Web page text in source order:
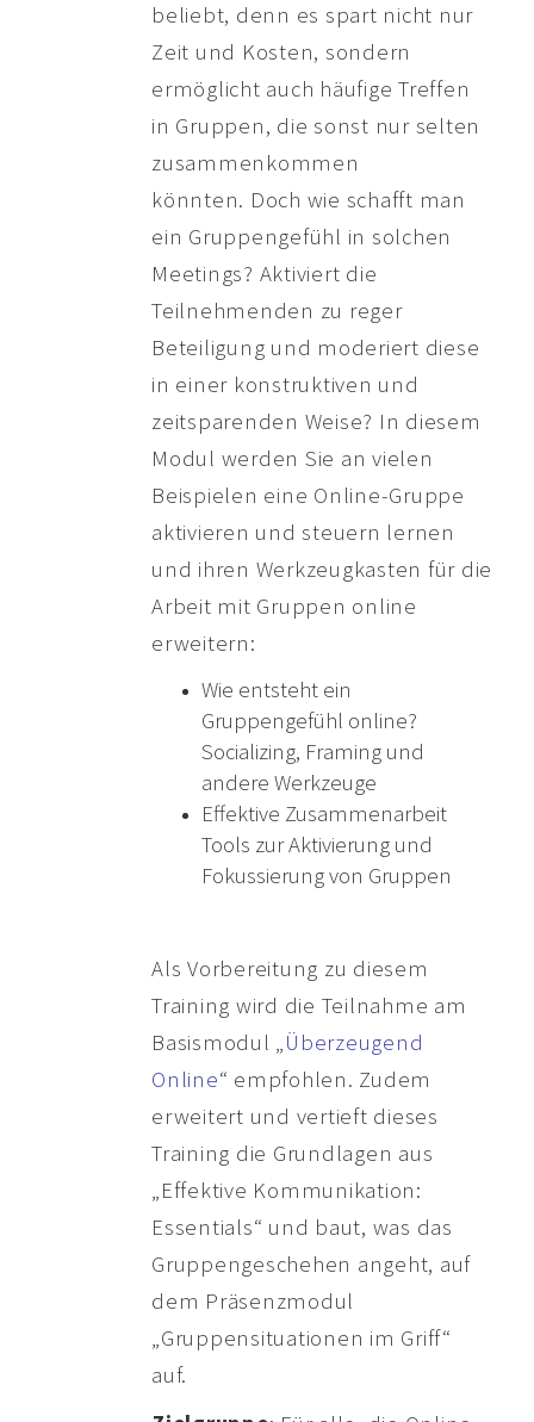
beliebt, denn es spart nicht nur
Zeit und Kosten, sondern
ermöglicht auch häufige Treffen
in Gruppen, die sonst nur selten
zusammenkommen
könnten. Doch wie schafft man
ein Gruppengefühl in solchen
Meetings? Aktiviert die
Teilnehmenden zu reger
Beteiligung und moderiert diese
in einer konstruktiven und
zeitsparenden Weise? In diesem
Modul werden Sie an vielen
Beispielen eine Online-Gruppe
aktivieren und steuern lernen
und ihren Werkzeugkasten für die
Arbeit mit Gruppen online
erweitern:
Wie entsteht ein
Gruppengefühl online?
Socializing, Framing und
andere Werkzeuge
Effektive Zusammenarbeit
Tools zur Aktivierung und
Fokussierung von Gruppen
Als Vorbereitung zu diesem
Training wird die Teilnahme am
Basismodul „Überzeugend
Online“ empfohlen. Zudem
erweitert und vertieft dieses
Training die Grundlagen aus
„Effektive Kommunikation:
Essentials“ und baut, was das
Gruppengeschehen angeht, auf
dem Präsenzmodul
„Gruppensituationen im Griff“
auf.